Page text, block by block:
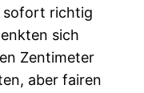
sofort richtig
sich
Zentimeter
aber fairen